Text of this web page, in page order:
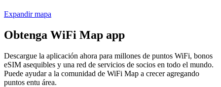
Expandir mapa
Obtenga WiFi Map app
Descargue la aplicación ahora para millones de puntos WiFi, bonos
eSIM asequibles y una red de servicios de socios en todo el mundo.
Puede ayudar a la comunidad de WiFi Map a crecer agregando
puntos entu área.